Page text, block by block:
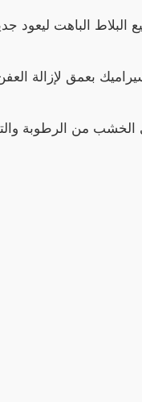
الباهت ليعود
بعمق لإزالة
الخشب من الرطوبة